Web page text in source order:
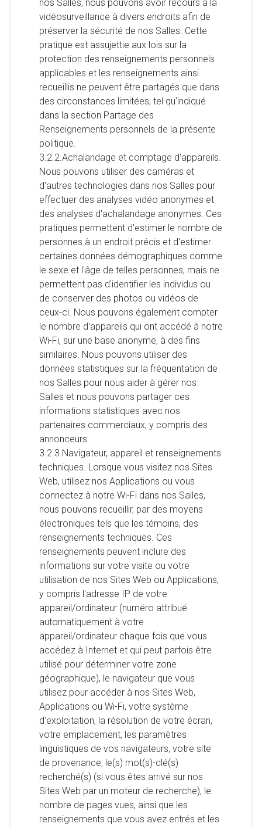
nos Salles, nous pouvons avoir recours à la
vidéosurveillance à divers endroits afin de
préserver la sécurité de nos Salles. Cette
pratique est assujettie aux lois sur la
protection des renseignements personnels
applicables et les renseignements ainsi
recueillis ne peuvent être partagés que dans
des circonstances limitées, tel qu'indiqué
dans la section Partage des
Renseignements personnels de la présente
politique.
3.2.2.Achalandage et comptage d'appareils.
Nous pouvons utiliser des caméras et
d'autres technologies dans nos Salles pour
effectuer des analyses vidéo anonymes et
des analyses d'achalandage anonymes. Ces
pratiques permettent d'estimer le nombre de
personnes à un endroit précis et d'estimer
certaines données démographiques comme
le sexe et l'âge de telles personnes, mais ne
permettent pas d'identifier les individus ou
de conserver des photos ou vidéos de
ceux-ci. Nous pouvons également compter
le nombre d'appareils qui ont accédé à notre
Wi-Fi, sur une base anonyme, à des fins
similaires. Nous pouvons utiliser des
données statistiques sur la fréquentation de
nos Salles pour nous aider à gérer nos
Salles et nous pouvons partager ces
informations statistiques avec nos
partenaires commerciaux, y compris des
annonceurs.
3.2.3.Navigateur, appareil et renseignements
techniques. Lorsque vous visitez nos Sites
Web, utilisez nos Applications ou vous
connectez à notre Wi-Fi dans nos Salles,
nous pouvons recueillir, par des moyens
électroniques tels que les témoins, des
renseignements techniques. Ces
renseignements peuvent inclure des
informations sur votre visite ou votre
utilisation de nos Sites Web ou Applications,
y compris l'adresse IP de votre
appareil/ordinateur (numéro attribué
automatiquement à votre
appareil/ordinateur chaque fois que vous
accédez à Internet et qui peut parfois être
utilisé pour déterminer votre zone
géographique), le navigateur que vous
utilisez pour accéder à nos Sites Web,
Applications ou Wi-Fi, votre système
d'exploitation, la résolution de votre écran,
votre emplacement, les paramètres
linguistiques de vos navigateurs, votre site
de provenance, le(s) mot(s)-clé(s)
recherché(s) (si vous êtes arrivé sur nos
Sites Web par un moteur de recherche), le
nombre de pages vues, ainsi que les
renseignements que vous avez entrés et les